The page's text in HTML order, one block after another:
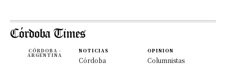
CÓRDOBA -
ARGENTINA
NOTICIAS
Córdoba
OPINION
Columnistas